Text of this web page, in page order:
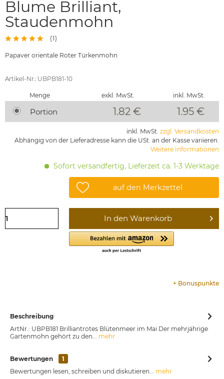
Blume Brilliant,
Staudenmohn
(1)
Papaver orientale Roter Türkenmohn
Artikel-Nr.: UBPB181-10
Menge exkl. MwSt. inkl. MwSt.
Portion 1.82 € 1.95 €
inkl. MwSt. zzgl. Versandkosten
Abhängig von der Lieferadresse kann die USt. an der Kasse variieren.
Weitere Informationen
Sofort versandfertig, Lieferzeit ca. 1-3 Werktage
auf den Merkzettel
In den Warenkorb
+ Bonuspunkte
Beschreibung
ArtNr.: UBPB181 Brilliantrotes Blütenmeer im Mai Der mehrjährige
Gartenmohn gehört zu den... mehr
Bewertungen
1
Bewertungen lesen, schreiben und diskutieren... mehr